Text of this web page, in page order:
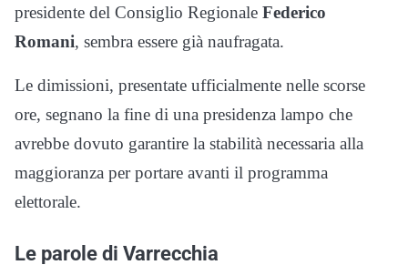
presidente del Consiglio Regionale Federico
Romani, sembra essere già naufragata.
Le dimissioni, presentate ufficialmente nelle scorse
ore, segnano la fine di una presidenza lampo che
avrebbe dovuto garantire la stabilità necessaria alla
maggioranza per portare avanti il programma
elettorale.
Le parole di Varrecchia